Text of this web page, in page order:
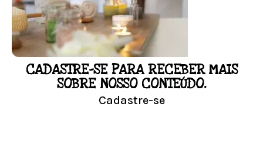
Resultado na hora!
Conheça mais e faça sua Pesquisa
LOJA
CADASTRE-SE PARA RECEBER MAIS
SOBRE NOSSO CONTEÚDO.
Cadastre-se